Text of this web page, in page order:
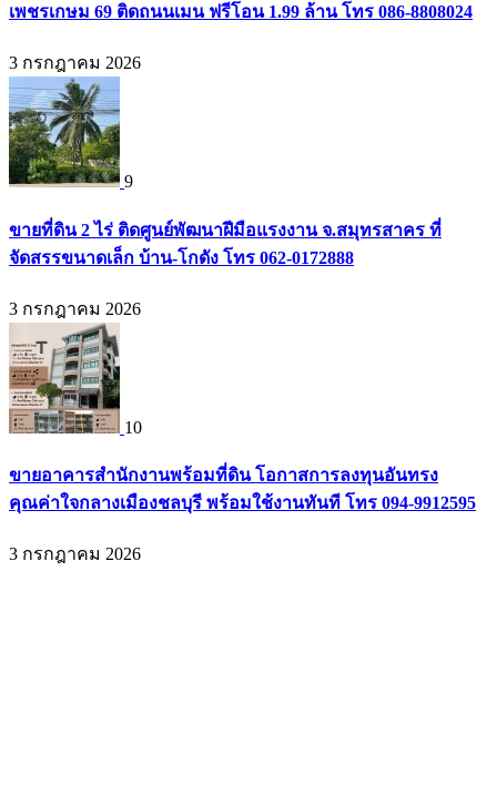
เพชรเกษม 69 ติดถนนเมน ฟรีโอน 1.99 ล้าน โทร 086-8808024
3 กรกฎาคม 2026
9
ขายที่ดิน 2 ไร่ ติดศูนย์พัฒนาฝีมือแรงงาน จ.สมุทรสาคร ที่
จัดสรรขนาดเล็ก บ้าน-โกดัง โทร 062-0172888
3 กรกฎาคม 2026
10
ขายอาคารสำนักงานพร้อมที่ดิน โอกาสการลงทุนอันทรง
คุณค่าใจกลางเมืองชลบุรี พร้อมใช้งานทันที โทร 094-9912595
3 กรกฎาคม 2026